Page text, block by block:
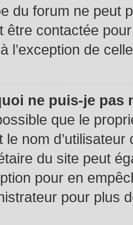
du forum ne peut
être contactée
l’exception de
ne puis-je pas
que le
le nom
du site peut
pour en
pour plus